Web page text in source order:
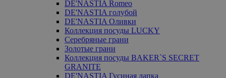
DE'NASTIA Romeo
DE'NASTIA голубой
DE'NASTIA Оливки
Коллекция посуды LUCKY
Серебряные грани
Золотые грани
Коллекция посуды BAKER`S SECRET
GRANITE
DE'NASTIA Гусиная лапка